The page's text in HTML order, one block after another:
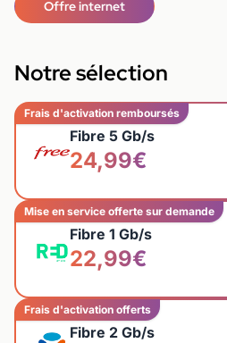
Offre internet
Notre sélection
Frais d'activation remboursés
Fibre 5 Gb/s
24,99€
Mise en service offerte sur demande
Fibre 1 Gb/s
22,99€
Frais d'activation offerts
Fibre 2 Gb/s